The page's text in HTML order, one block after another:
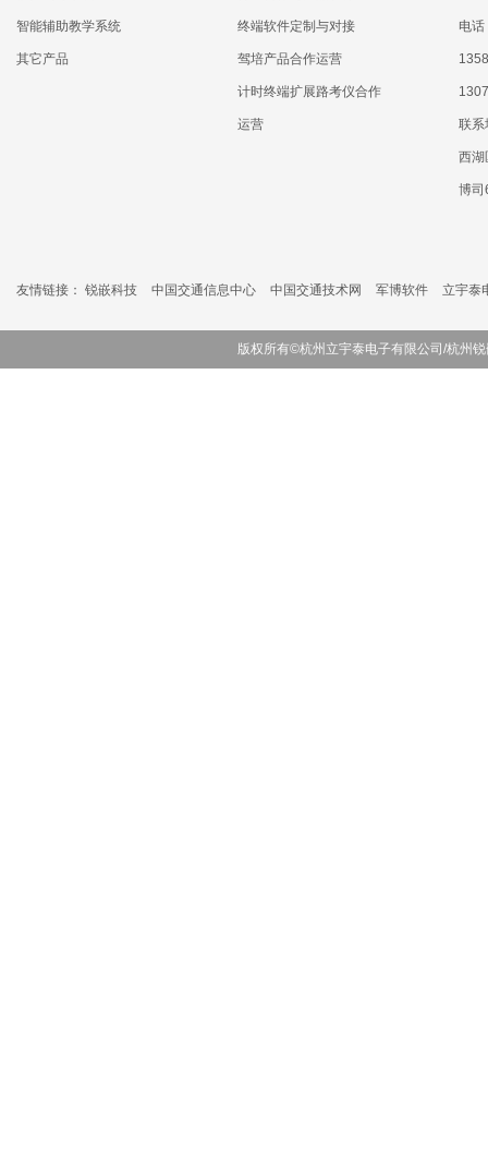
智能辅助教学系统
其它产品
终端软件定制与对接
驾培产品合作运营
计时终端扩展路考仪合作
运营
电
联系
西湖
博司
友情链接： 锐嵌科技 中国交通信息中心 中国交通技术网 军博软件 立宇泰
版权所有©杭州立宇泰电子有限公司/杭州